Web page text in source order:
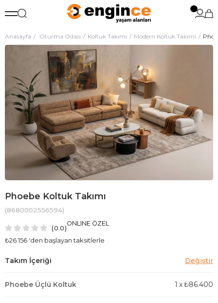
Anasayfa Oturma Odası Koltuk Takımı Modern Koltuk Takımı
Phoebe Koltuk Takımı
(8680002556594)
0.0
₺26.156 'den başlayan taksitlerle
ONLINE ÖZEL
Phoebe Üçlü Koltuk 1 x₺86.400